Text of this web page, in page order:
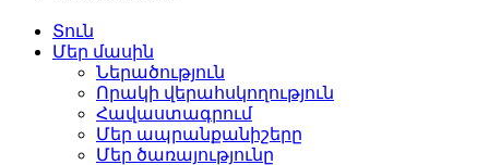
Տուն
Մեր մասին
Ներածություն
Որակի վերահսկողություն
Հավաստագրում
Մեր ապրանքանիշերը
Մեր ծառայությունը